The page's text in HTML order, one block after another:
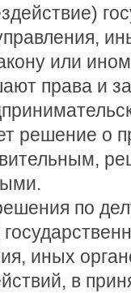
или
права и
решение о
по
иных
в